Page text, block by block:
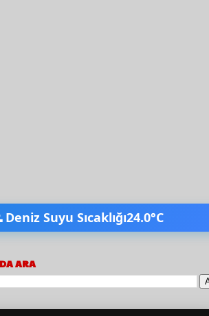
Deniz Suyu Sıcaklığı24.0°C
ARA